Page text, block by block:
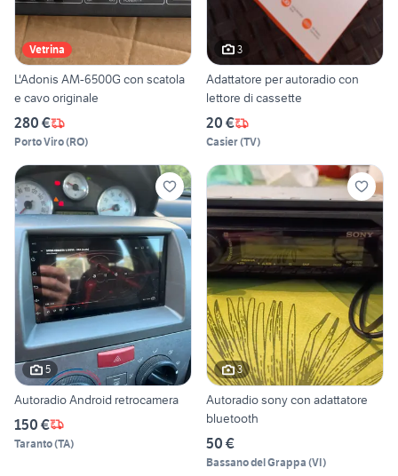
Vetrina
L'Adonis AM-6500G con scatola
e cavo originale
280 €
Porto Viro(RO)
3
Adattatore per autoradio con
lettore di cassette
20 €
Casier(TV)
5
Autoradio Android retrocamera
150 €
Taranto(TA)
3
Autoradio sony con adattatore
bluetooth
50 €
Bassano del Grappa (VI)